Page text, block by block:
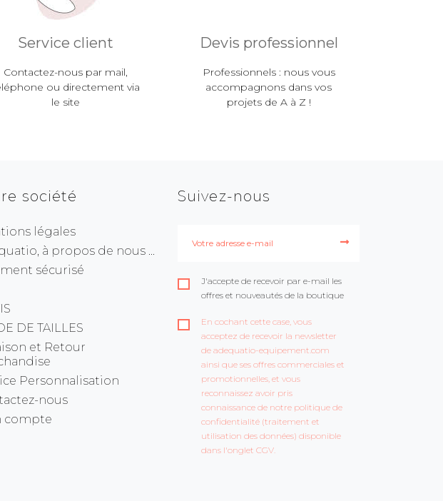
Service client
Contactez-nous par mail,
ou directement via
le site
Devis professionnel
Professionnels : nous vous
accompagnons dans vos
projets de A à Z !
société
légales
à propos de nous ...
sécurisé
DE TAILLES
et Retour
Personnalisation
nous
compte
Suivez-nous
J'accepte de recevoir par e-mail les
offres et nouveautés de la boutique
En cochant cette case, vous
acceptez de recevoir la newsletter
de adequatio-equipement.com
ainsi que ses offres commerciales et
promotionnelles, et vous
reconnaissez avoir pris
connaissance de notre politique de
confidentialité (traitement et
utilisation des données) disponible
dans l'onglet CGV.